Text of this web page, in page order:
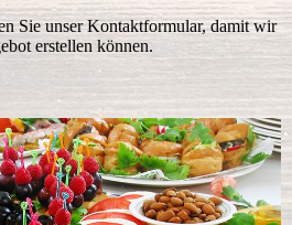
Sie unser Kontaktformular, damit wir
erstellen können.